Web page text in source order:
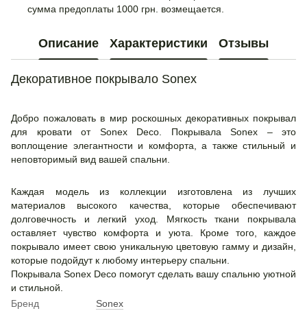
сумма предоплаты 1000 грн. возмещается.
Описание Характеристики Отзывы
Декоративное покрывало Sonex
Добро пожаловать в мир роскошных декоративных покрывал
для кровати от Sonex Deco. Покрывала Sonex – это
воплощение элегантности и комфорта, а также стильный и
неповторимый вид вашей спальни.
Каждая модель из коллекции изготовлена ​​из лучших
материалов высокого качества, которые обеспечивают
долговечность и легкий уход. Мягкость ткани покрывала
оставляет чувство комфорта и уюта. Кроме того, каждое
покрывало имеет свою уникальную цветовую гамму и дизайн,
которые подойдут к любому интерьеру спальни.
Покрывала Sonex Deco помогут сделать вашу спальню уютной
и стильной.
Бренд
Sonex